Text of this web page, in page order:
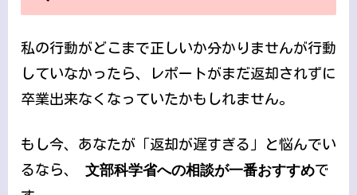
私の行動がどこまで正しいか分かりませんが行動
していなかったら、レポートがまだ返却されずに
卒業出来なくなっていたかもしれません。
もし今、あなたが「返却が遅すぎる」と悩んでい
るなら、 文部科学省への相談が一番おすすめで